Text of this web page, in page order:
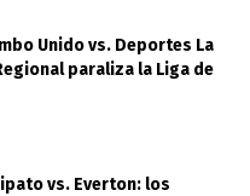
Unido vs. Deportes La
paraliza la Liga de
vs. Everton: los